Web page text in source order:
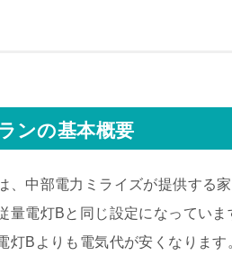
ンの基本概要
、中部電力ミライズが提供する
量電灯Bと同じ設定になってい
灯Bよりも電気代が安くなります